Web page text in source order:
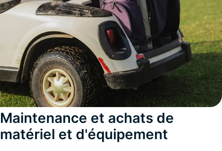
Maintenance et achats de
matériel et d'équipement